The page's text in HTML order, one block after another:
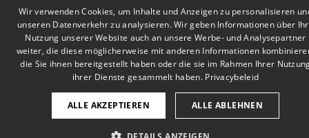
DUTCH
FRENCH
Wir verwenden Cookies, um Inhalte und Anzeigen zu personalisieren
unseren Datenverkehr zu analysieren. Wir geben Informationen über
Nutzung unserer Website auch an unsere Werbe- und Analysepartner
weiter, die diese möglicherweise mit anderen Informationen
die Sie ihnen bereitgestellt haben oder die sie im Rahmen Ihrer
ihrer Dienste gesammelt haben. Privacybeleid
ALLE AKZEPTIEREN ALLE ABLEHNEN